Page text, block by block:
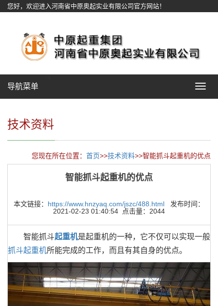
您好，欢迎进入河南省中原奥起实业有限公司官方网站！
Toggle
导航菜单
技术资料
您现在所在位置： 首页>>技术资料>>智能抓斗起重机的优点
智能抓斗起重机的优点
本文链接： https://www.hnzyaq.com/jszc/488.html 发布时间：
2021-02-23 01:40:54 点击量：2044
智能抓斗起重机是起重机的一种，它不仅可以实现一般
抓斗起重机所能完成的工作，而且有其自身的优点。